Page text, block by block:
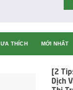
ƯA THÍCH MỚI NHẤT
[2
Dịch